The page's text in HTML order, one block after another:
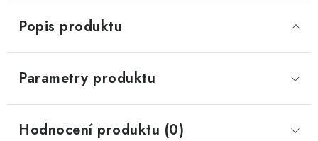
Popis produktu
Parametry produktu
Hodnocení produktu (0)